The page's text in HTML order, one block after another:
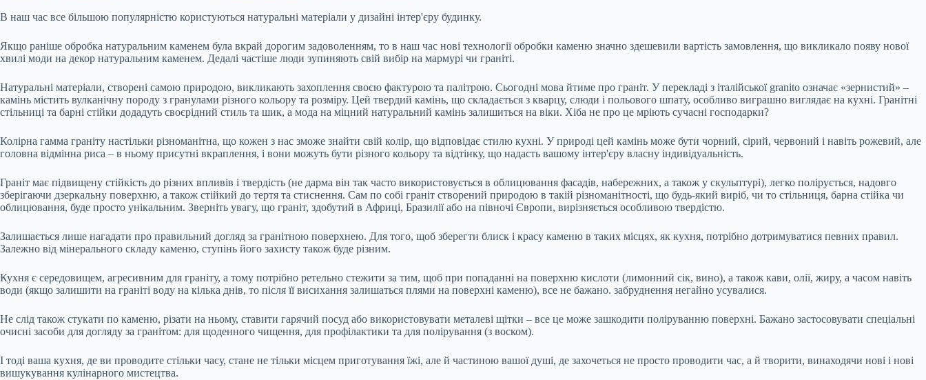
В наш час все більшою популярністю користуються натуральні матеріали у дизайні інтер'єру будинку.
Якщо раніше обробка натуральним каменем була вкрай дорогим задоволенням, то в наш час нові технології обробки каменю значно здешевили вартість замовлення, що викликало появу нової
хвилі моди на декор натуральним каменем. Дедалі частіше люди зупиняють свій вибір на мармурі чи граніті.
Натуральні матеріали, створені самою природою, викликають захоплення своєю фактурою та палітрою. Сьогодні мова йтиме про граніт. У перекладі з італійської granito означає «зернистий» –
камінь містить вулканічну породу з гранулами різного кольору та розміру. Цей твердий камінь, що складається з кварцу, слюди і польового шпату, особливо виграшно виглядає на кухні. Гранітні
стільниці та барні стійки додадуть своєрідний стиль та шик, а мода на міцний натуральний камінь залишиться на віки. Хіба не про це мріють сучасні господарки?
Колірна гамма граніту настільки різноманітна, що кожен з нас зможе знайти свій колір, що відповідає стилю кухні. У природі цей камінь може бути чорний, сірий, червоний і навіть рожевий, але
головна відмінна риса – в ньому присутні вкраплення, і вони можуть бути різного кольору та відтінку, що надасть вашому інтер'єру власну індивідуальність.
Граніт має підвищену стійкість до різних впливів і твердість (не дарма він так часто використовується в облицювання фасадів, набережних, а також у скульптурі), легко полірується, надовго
зберігаючи дзеркальну поверхню, а також стійкий до тертя та стиснення. Сам по собі граніт створений природою в такій різноманітності, що будь-який виріб, чи то стільниця, барна стійка чи
облицювання, буде просто унікальним. Зверніть увагу, що граніт, здобутий в Африці, Бразилії або на півночі Європи, вирізняється особливою твердістю.
Залишається лише нагадати про правильний догляд за гранітною поверхнею. Для того, щоб зберегти блиск і красу каменю в таких місцях, як кухня, потрібно дотримуватися певних правил.
Залежно від мінерального складу каменю, ступінь його захисту також буде різним.
Кухня є середовищем, агресивним для граніту, а тому потрібно ретельно стежити за тим, щоб при попаданні на поверхню кислоти (лимонний сік, вино), а також кави, олії, жиру, а часом навіть
води (якщо залишити на граніті воду на кілька днів, то після її висихання залишаться плями на поверхні каменю), все не бажано. забруднення негайно усувалися.
Не слід також стукати по каменю, різати на ньому, ставити гарячий посуд або використовувати металеві щітки – все це може зашкодити поліруванню поверхні. Бажано застосовувати спеціальні
очисні засоби для догляду за гранітом: для щоденного чищення, для профілактики та для полірування (з воском).
І тоді ваша кухня, де ви проводите стільки часу, стане не тільки місцем приготування їжі, але й частиною вашої душі, де захочеться не просто проводити час, а й творити, винаходячи нові і нові
вишукування кулінарного мистецтва.